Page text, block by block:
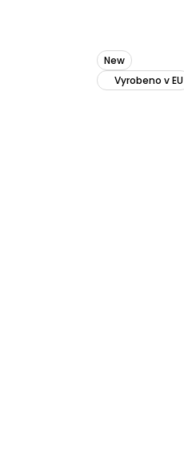
New
Vyrobeno v EU